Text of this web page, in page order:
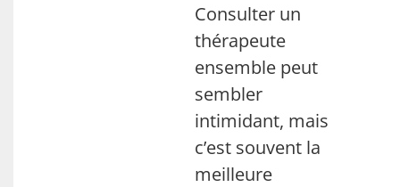
Consulter un
thérapeute
ensemble peut
sembler
intimidant, mais
c’est souvent la
meilleure